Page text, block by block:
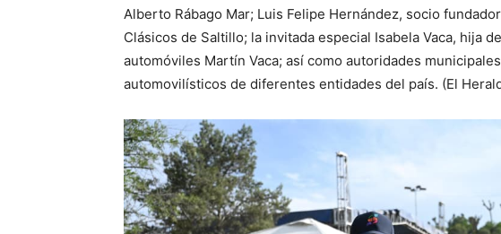
Alberto Rábago Mar; Luis Felipe Hernández, socio
Clásicos de Saltillo; la invitada especial Isabela Vaca, hija
automóviles Martín Vaca; así como autoridades
automovilísticos de diferentes entidades del país. (El